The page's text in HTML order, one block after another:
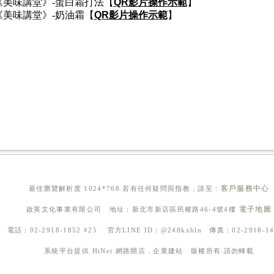
美味講堂》-蛋白霜打法【QR影片操作示範】
美味講堂》-奶油霜【QR影片操作示範】
最佳瀏覽解析度 1024*768 若有任何疑問與指教，請至： 客戶服務中心
啟英文化事業有限公司 地址：新北市新店區民權路46-4號4樓 電子地圖
電話：02-2918-1852 #25 官方LINE ID：@248kxhln 傳真：02-2918-
系統平台提供 HiNet 網路開店．企業建站 版權所有‧請勿轉載